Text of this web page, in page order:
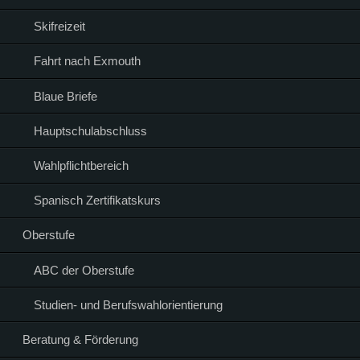
Skifreizeit
Fahrt nach Exmouth
Blaue Briefe
Hauptschulabschluss
Wahlpflichtbereich
Spanisch Zertifikatskurs
Oberstufe
ABC der Oberstufe
Studien- und Berufswahlorientierung
Beratung & Förderung